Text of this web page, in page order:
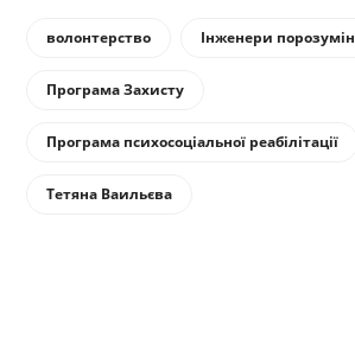
волонтерство Інженери
Програма Захисту
Програма психосоціальної реабілітації
Тетяна Ваильєва